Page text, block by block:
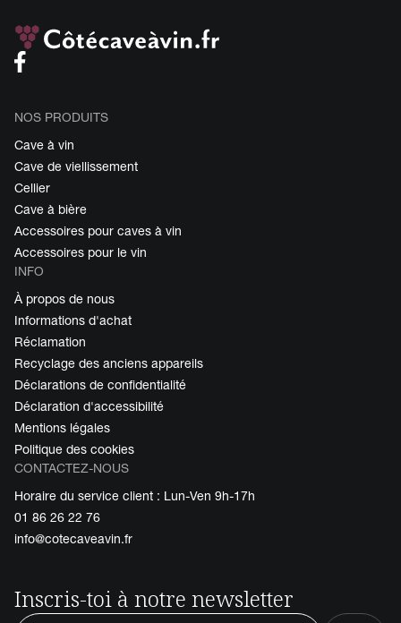
NOS PRODUITS
Cave à vin
Cave de viellissement
Cellier
Cave à bière
Accessoires pour caves à vin
Accessoires pour le vin
INFO
À propos de nous
Informations d'achat
Réclamation
Recyclage des anciens appareils
Déclarations de confidentialité
Déclaration d'accessibilité
Mentions légales
Politique des cookies
CONTACTEZ-NOUS
Horaire du service client : Lun-Ven 9h-17h
01 86 26 22 76
info@cotecaveavin.fr
Inscris-toi à notre newsletter